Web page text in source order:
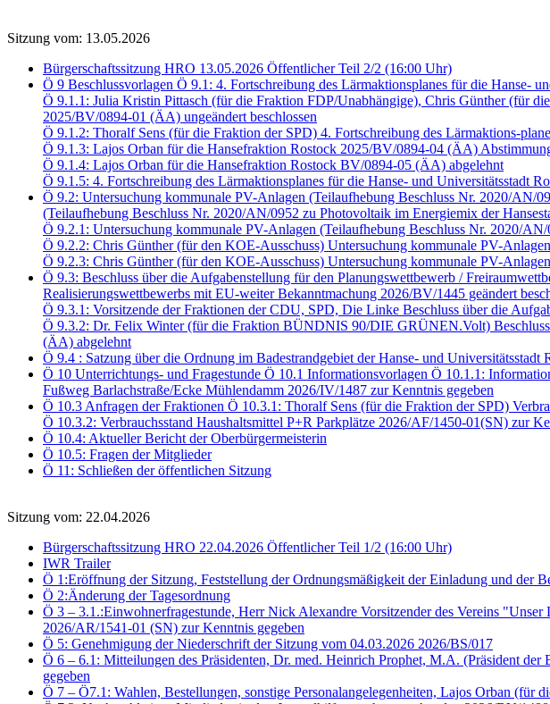
Sitzung vom: 13.05.2026
Bürgerschaftssitzung HRO 13.05.2026 Öffentlicher Teil 2/2 (16:00 Uhr)
Ö 9 Beschlussvorlagen Ö 9.1: 4. Fortschreibung des Lärmaktionsplanes für die Hanse-
Ö 9.1.1: Julia Kristin Pittasch (für die Fraktion FDP/Unabhängige), Chris Günther (für
2025/BV/0894-01 (ÄA) ungeändert beschlossen
Ö 9.1.2: Thoralf Sens (für die Fraktion der SPD) 4. Fortschreibung des Lärmaktions-
Ö 9.1.3: Lajos Orban für die Hansefraktion Rostock 2025/BV/0894-04 (ÄA)
Ö 9.1.4: Lajos Orban für die Hansefraktion Rostock BV/0894-05 (ÄA) abgelehnt
Ö 9.1.5: 4. Fortschreibung des Lärmaktionsplanes für die Hanse- und
Ö 9.2: Untersuchung kommunale PV-Anlagen (Teilaufhebung Beschluss Nr. 2020/AN/
(Teilaufhebung Beschluss Nr. 2020/AN/0952 zu Photovoltaik im Energiemix der
Ö 9.2.1: Untersuchung kommunale PV-Anlagen (Teilaufhebung Beschluss Nr. 2020/
Ö 9.2.2: Chris Günther (für den KOE-Ausschuss) Untersuchung kommunale PV-
Ö 9.2.3: Chris Günther (für den KOE-Ausschuss) Untersuchung kommunale PV-
Ö 9.3: Beschluss über die Aufgabenstellung für den Planungswettbewerb /
Realisierungswettbewerbs mit EU-weiter Bekanntmachung 2026/BV/1445 geändert
Ö 9.3.1: Vorsitzende der Fraktionen der CDU, SPD, Die Linke Beschluss über die
Ö 9.3.2: Dr. Felix Winter (für die Fraktion BÜNDNIS 90/DIE GRÜNEN.Volt)
(ÄA) abgelehnt
Ö 9.4 : Satzung über die Ordnung im Badestrandgebiet der Hanse- und
Ö 10 Unterrichtungs- und Fragestunde Ö 10.1 Informationsvorlagen Ö 10.1.1:
Fußweg Barlachstraße/Ecke Mühlendamm 2026/IV/1487 zur Kenntnis gegeben
Ö 10.3 Anfragen der Fraktionen Ö 10.3.1: Thoralf Sens (für die Fraktion der SPD)
Ö 10.3.2: Verbrauchsstand Haushaltsmittel P+R Parkplätze 2026/AF/1450-01(SN) zur
Ö 10.4: Aktueller Bericht der Oberbürgermeisterin
Ö 10.5: Fragen der Mitglieder
Ö 11: Schließen der öffentlichen Sitzung
Sitzung vom: 22.04.2026
Bürgerschaftssitzung HRO 22.04.2026 Öffentlicher Teil 1/2 (16:00 Uhr)
IWR Trailer
Ö 1:Eröffnung der Sitzung, Feststellung der Ordnungsmäßigkeit der Einladung und der
Ö 2:Änderung der Tagesordnung
Ö 3 – 3.1.:Einwohnerfragestunde, Herr Nick Alexandre Vorsitzender des Vereins
2026/AR/1541-01 (SN) zur Kenntnis gegeben
Ö 5: Genehmigung der Niederschrift der Sitzung vom 04.03.2026 2026/BS/017
Ö 6 – 6.1: Mitteilungen des Präsidenten, Dr. med. Heinrich Prophet, M.A. (Präsident
gegeben
Ö 7 – Ö7.1: Wahlen, Bestellungen, sonstige Personalangelegenheiten, Lajos Orban